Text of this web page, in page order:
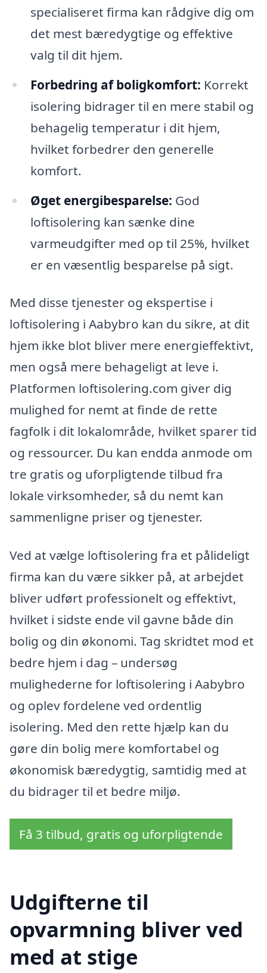
specialiseret firma kan rådgive dig om
det mest bæredygtige og effektive
valg til dit hjem.
Forbedring af boligkomfort: Korrekt
isolering bidrager til en mere stabil og
behagelig temperatur i dit hjem,
hvilket forbedrer den generelle
komfort.
Øget energibesparelse: God
loftisolering kan sænke dine
varmeudgifter med op til 25%, hvilket
er en væsentlig besparelse på sigt.
Med disse tjenester og ekspertise i
loftisolering i Aabybro kan du sikre, at dit
hjem ikke blot bliver mere energieffektivt,
men også mere behageligt at leve i.
Platformen loftisolering.com giver dig
mulighed for nemt at finde de rette
fagfolk i dit lokalområde, hvilket sparer tid
og ressourcer. Du kan endda anmode om
tre gratis og uforpligtende tilbud fra
lokale virksomheder, så du nemt kan
sammenligne priser og tjenester.
Ved at vælge loftisolering fra et pålideligt
firma kan du være sikker på, at arbejdet
bliver udført professionelt og effektivt,
hvilket i sidste ende vil gavne både din
bolig og din økonomi. Tag skridtet mod et
bedre hjem i dag – undersøg
mulighederne for loftisolering i Aabybro
og oplev fordelene ved ordentlig
isolering. Med den rette hjælp kan du
gøre din bolig mere komfortabel og
økonomisk bæredygtig, samtidig med at
du bidrager til et bedre miljø.
Få 3 tilbud, gratis og uforpligtende
Udgifterne til
opvarmning bliver ved
med at stige